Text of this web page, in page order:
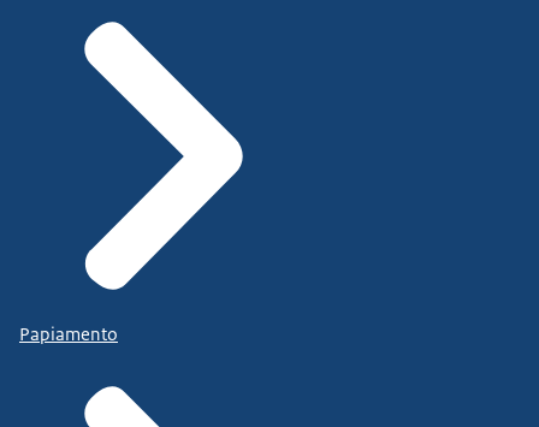
Papiamento